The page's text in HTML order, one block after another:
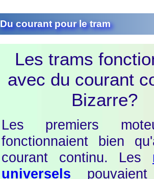
Du courant pour le tram
Les trams
avec du courant
Bizarre?
Les premiers
fonctionnaient bien
courant continu. Les
universels